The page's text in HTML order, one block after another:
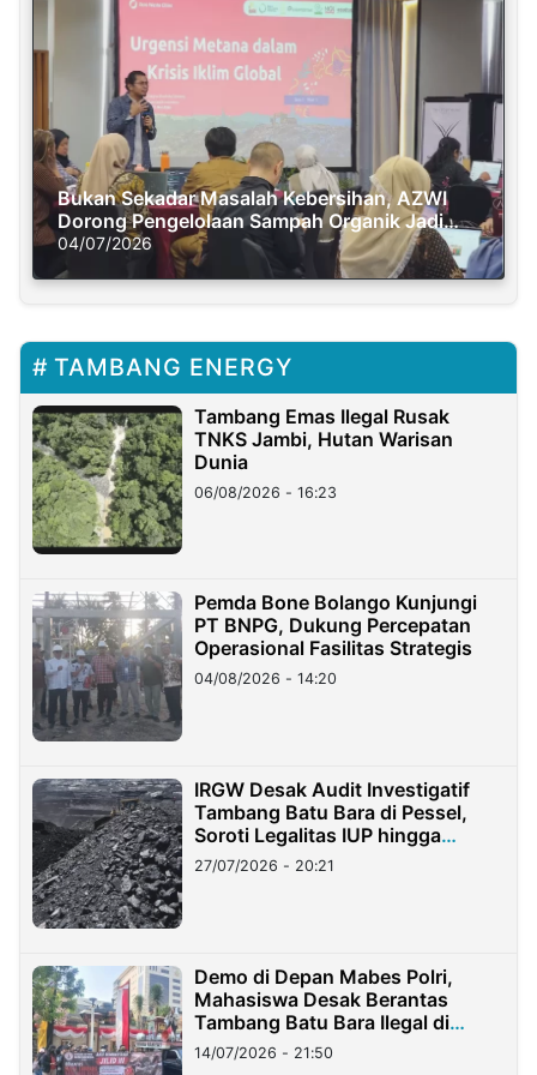
Bukan Sekadar Masalah Kebersihan, AZWI
Dorong Pengelolaan Sampah Organik Jadi
Solusi Krisis Iklim
04/07/2026
TAMBANG ENERGY
Tambang Emas Ilegal Rusak
TNKS Jambi, Hutan Warisan
Dunia
06/08/2026 - 16:23
Pemda Bone Bolango Kunjungi
PT BNPG, Dukung Percepatan
Operasional Fasilitas Strategis
04/08/2026 - 14:20
IRGW Desak Audit Investigatif
Tambang Batu Bara di Pessel,
Soroti Legalitas IUP hingga
Stockpile
27/07/2026 - 20:21
Demo di Depan Mabes Polri,
Mahasiswa Desak Berantas
Tambang Batu Bara Ilegal di
Lampung
14/07/2026 - 21:50